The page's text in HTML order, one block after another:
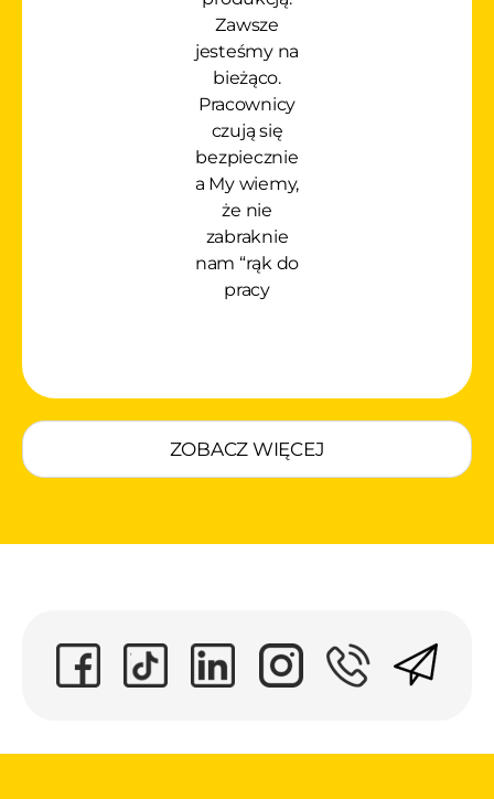
Zawsze
jesteśmy na
bieżąco.
Pracownicy
czują się
bezpiecznie
a My wiemy,
że nie
zabraknie
nam “rąk do
pracy
ZOBACZ WIĘCEJ